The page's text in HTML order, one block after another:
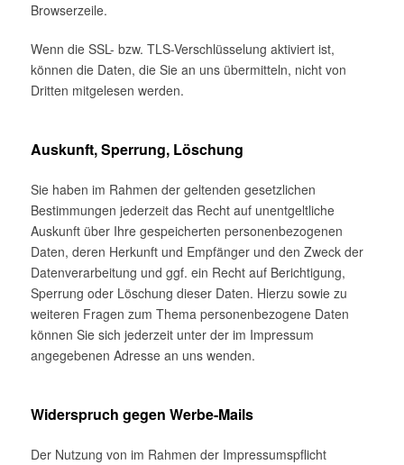
Browserzeile.
Wenn die SSL- bzw. TLS-Verschlüsselung aktiviert ist,
können die Daten, die Sie an uns übermitteln, nicht von
Dritten mitgelesen werden.
Auskunft, Sperrung, Löschung
Sie haben im Rahmen der geltenden gesetzlichen
Bestimmungen jederzeit das Recht auf unentgeltliche
Auskunft über Ihre gespeicherten personenbezogenen
Daten, deren Herkunft und Empfänger und den Zweck der
Datenverarbeitung und ggf. ein Recht auf Berichtigung,
Sperrung oder Löschung dieser Daten. Hierzu sowie zu
weiteren Fragen zum Thema personenbezogene Daten
können Sie sich jederzeit unter der im Impressum
angegebenen Adresse an uns wenden.
Widerspruch gegen Werbe-Mails
Der Nutzung von im Rahmen der Impressumspflicht